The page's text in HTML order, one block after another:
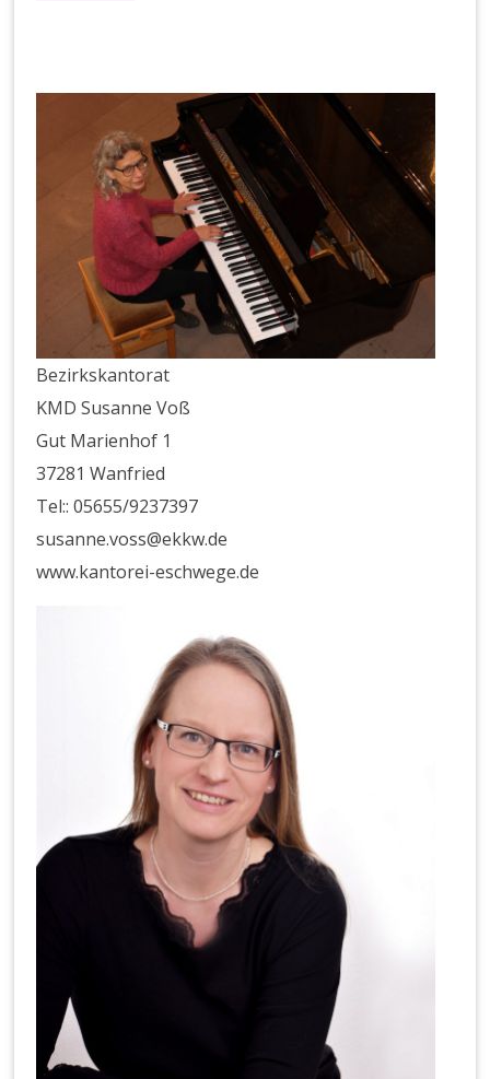
Bezirkskantorat
KMD Susanne Voß
Gut Marienhof 1
37281 Wanfried
Tel:: 05655/9237397
susanne.voss@ekkw.de
www.kantorei-eschwege.de